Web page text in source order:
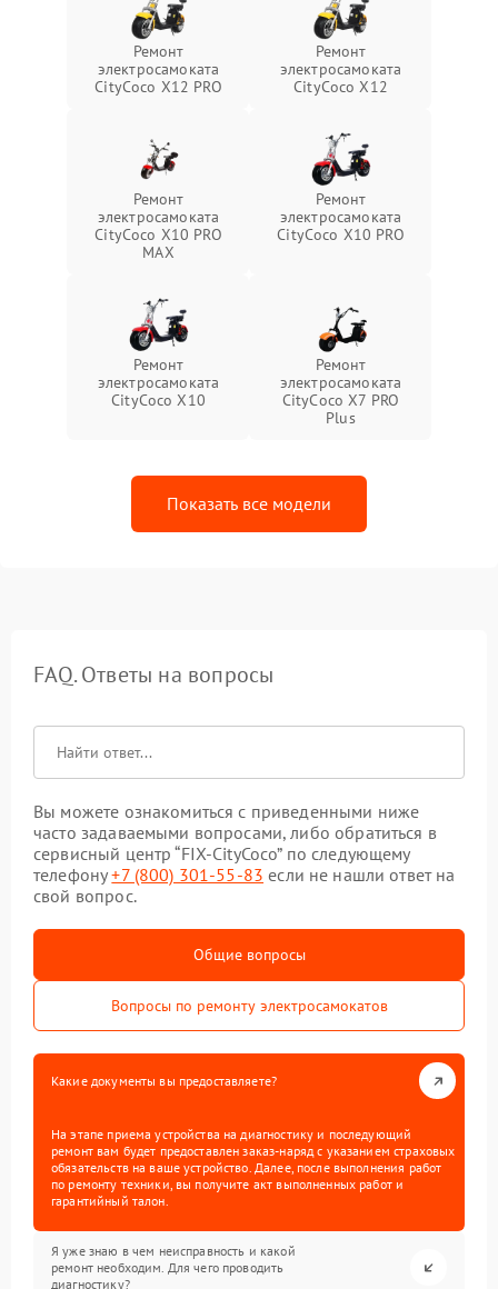
Ремонт
электросамоката
CityCoco X12 PRO
Ремонт
электросамоката
CityCoco X12
Ремонт
электросамоката
CityCoco X10 PRO
MAX
Ремонт
электросамоката
CityCoco X10 PRO
Ремонт
электросамоката
CityCoco X10
Ремонт
электросамоката
CityCoco X7 PRO
Plus
Показать все модели
FAQ. Ответы на вопросы
Вы можете ознакомиться с приведенными ниже
часто задаваемыми вопросами, либо обратиться в
сервисный центр “FIX-CityCoco” по следующему
телефону+7 (800) 301-55-83 если не нашли ответ на
свой вопрос.
Общие вопросы
Вопросы по ремонту электросамокатов
Какие документы вы предоставляете?
На этапе приема устройства на диагностику и последующий
ремонт вам будет предоставлен заказ-наряд с указанием страховых
обязательств на ваше устройство. Далее, после выполнения работ
по ремонту техники, вы получите акт выполненных работ и
гарантийный талон.
Я уже знаю в чем неисправность и какой
ремонт необходим. Для чего проводить
диагностику?